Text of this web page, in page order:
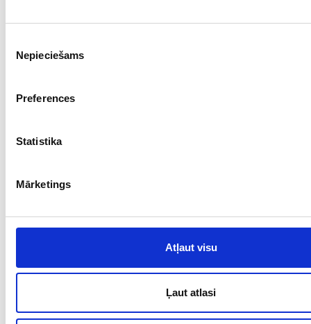
izvēle
Nepieciešams
Preferences
Statistika
Mārketings
Atļaut visu
Ļaut atlasi
€ 1500.00
ДОБАВИТЬ В КОРЗИНУ